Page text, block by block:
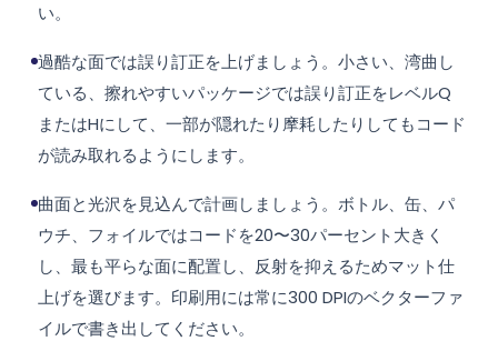
い。
過酷な面では誤り訂正を上げましょう。小さい、湾曲し
ている、擦れやすいパッケージでは誤り訂正をレベルQ
またはHにして、一部が隠れたり摩耗したりしてもコード
が読み取れるようにします。
曲面と光沢を見込んで計画しましょう。ボトル、缶、パ
ウチ、フォイルではコードを20〜30パーセント大きく
し、最も平らな面に配置し、反射を抑えるためマット仕
上げを選びます。印刷用には常に300 DPIのベクターファ
イルで書き出してください。